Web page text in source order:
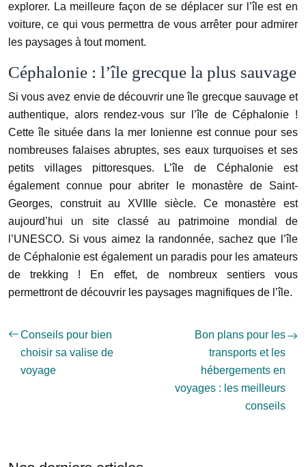
explorer. La meilleure façon de se déplacer sur l’île est en
voiture, ce qui vous permettra de vous arrêter pour admirer
les paysages à tout moment.
Céphalonie : l’île grecque la plus sauvage
Si vous avez envie de découvrir une île grecque sauvage et
authentique, alors rendez-vous sur l’île de Céphalonie !
Cette île située dans la mer Ionienne est connue pour ses
nombreuses falaises abruptes, ses eaux turquoises et ses
petits villages pittoresques. L’île de Céphalonie est
également connue pour abriter le monastère de Saint-
Georges, construit au XVIIIe siècle. Ce monastère est
aujourd’hui un site classé au patrimoine mondial de
l’UNESCO. Si vous aimez la randonnée, sachez que l’île
de Céphalonie est également un paradis pour les amateurs
de trekking ! En effet, de nombreux sentiers vous
permettront de découvrir les paysages magnifiques de l’île.
Conseils pour bien
choisir sa valise de
voyage
Bon plans pour les
transports et les
hébergements en
voyages : les meilleurs
conseils